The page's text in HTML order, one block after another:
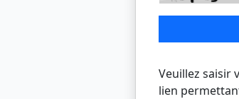
Veuillez saisir
lien